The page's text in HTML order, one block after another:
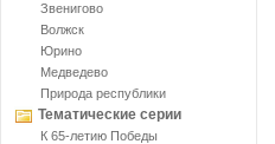
Звенигово
Волжск
Юрино
Медведево
Природа республики
Тематические серии
К 65-летию Победы